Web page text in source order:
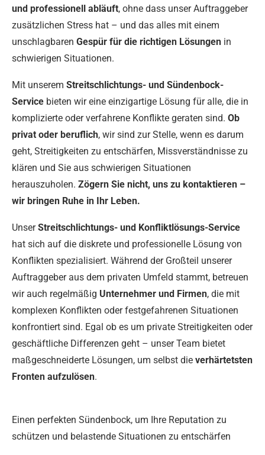
und professionell abläuft, ohne dass unser Auftraggeber
zusätzlichen Stress hat – und das alles mit einem
unschlagbaren Gespür für die richtigen Lösungen in
schwierigen Situationen.
Mit unserem Streitschlichtungs- und Sündenbock-
Service bieten wir eine einzigartige Lösung für alle, die in
komplizierte oder verfahrene Konflikte geraten sind. Ob
privat oder beruflich, wir sind zur Stelle, wenn es darum
geht, Streitigkeiten zu entschärfen, Missverständnisse zu
klären und Sie aus schwierigen Situationen
herauszuholen. Zögern Sie nicht, uns zu kontaktieren –
wir bringen Ruhe in Ihr Leben.
UnserStreitschlichtungs- und Konfliktlösungs-Service
hat sich auf die diskrete und professionelle Lösung von
Konflikten spezialisiert. Während der Großteil unserer
Auftraggeber aus dem privaten Umfeld stammt, betreuen
wir auch regelmäßig Unternehmer und Firmen, die mit
komplexen Konflikten oder festgefahrenen Situationen
konfrontiert sind. Egal ob es um private Streitigkeiten oder
geschäftliche Differenzen geht – unser Team bietet
maßgeschneiderte Lösungen, um selbst die verhärtetsten
Fronten aufzulösen.
Einen perfekten Sündenbock, um Ihre Reputation zu
schützen und belastende Situationen zu entschärfen